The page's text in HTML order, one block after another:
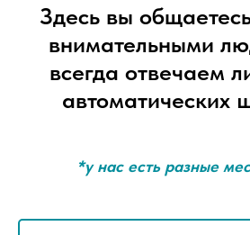
Здесь вы
внимательными
всегда отвечаем
автоматических
*у нас есть разные